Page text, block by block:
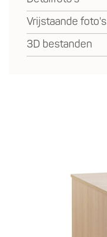
Vrijstaande foto's
3D bestanden